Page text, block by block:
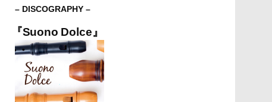
– DISCOGRAPHY –
『Suono Dolce』